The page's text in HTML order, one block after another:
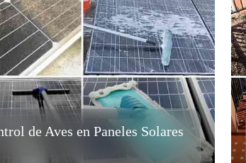
de Aves en Paneles Solares